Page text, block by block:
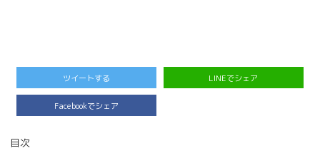
ツイートする LINEでシェア
Facebookでシェア
目次